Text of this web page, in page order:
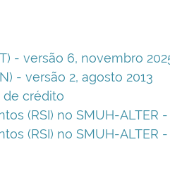
- versão 6, novembro
- versão 2, agosto 2013
de crédito
(RSI) no SMUH-ALTER
(RSI) no SMUH-ALTER